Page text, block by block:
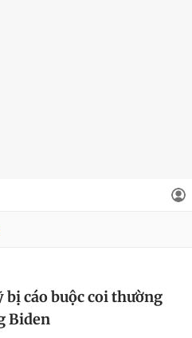
cáo buộc coi thường
Biden